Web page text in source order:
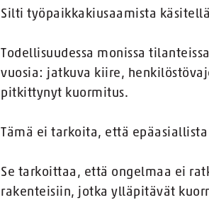
Silti työpaikkakiusaamista
Todellisuudessa monissa
vuosia: jatkuva kiire,
pitkittynyt kuormitus.
Tämä ei tarkoita, että
Se tarkoittaa, että ongelmaa ei
rakenteisiin, jotka ylläpitävät